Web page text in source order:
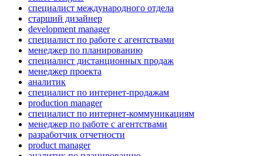
специалист международного отдела
старший дизайнер
development manager
специалист по работе с агентствами
менеджер по планированию
специалист дистанционных продаж
менеджер проекта
аналитик
специалист по интернет-продажам
production manager
специалист по интернет-коммуникациям
менеджер по работе с агентствами
разработчик отчетности
product manager